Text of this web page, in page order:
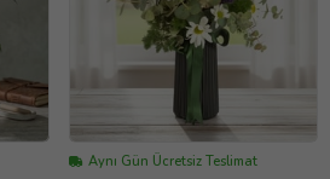
Aynı Gün Ücretsiz Teslimat